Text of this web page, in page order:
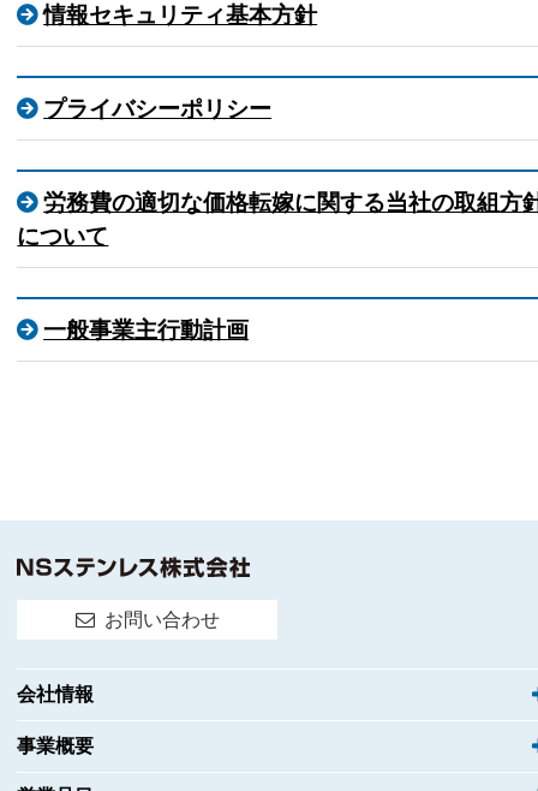
情報セキュリティ基本方針
プライバシーポリシー
労務費の適切な価格転嫁に関する当社の取組方
について
一般事業主行動計画
お問い合わせ
会社情報
事業概要